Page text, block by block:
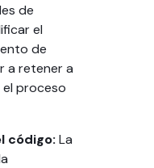
de
el
de
a retener a
el proceso
código:La